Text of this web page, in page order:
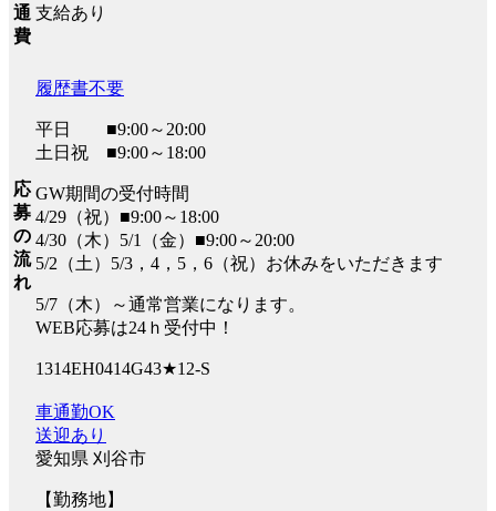
通
費
支給あり
応
募
の
流
れ
履歴書不要
平日 ■9:00～20:00
土日祝 ■9:00～18:00
GW期間の受付時間
4/29（祝）■9:00～18:00
4/30（木）5/1（金）■9:00～20:00
5/2（土）5/3，4，5，6（祝）お休みをいただきます
5/7（木）～通常営業になります。
WEB応募は24ｈ受付中！
1314EH0414G43★12-S
車通勤OK
送迎あり
愛知県 刈谷市
【勤務地】